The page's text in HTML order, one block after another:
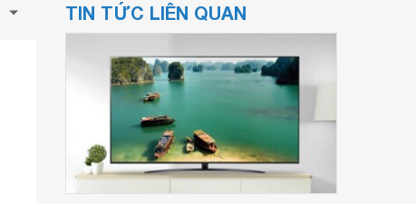
TIN TỨC LIÊN QUAN